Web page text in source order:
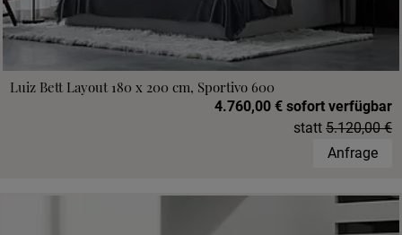
Luiz Bett Layout 180 x 200 cm, Sportivo 600
4.760,00 € sofort verfügbar
statt 5.120,00 €
Anfrage